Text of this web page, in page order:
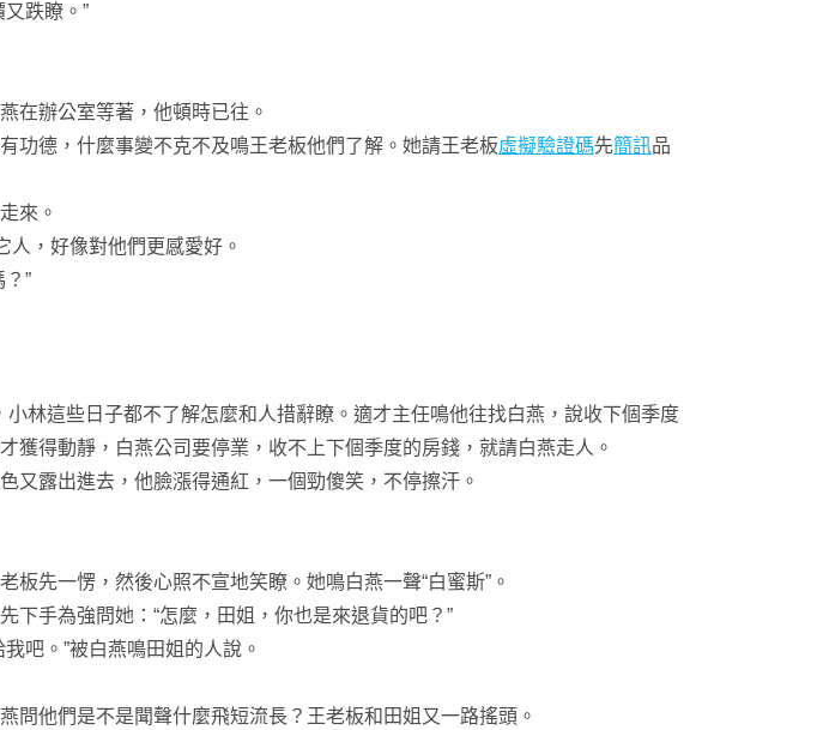
跌瞭。”
辦公室等著，他頓時已往。
德，什麼事變不克不及鳴王老板他們了解。她請王老板虛擬驗證碼先簡訊品
來。
，好像對他們更感愛好。
”
小林這些日子都不了解怎麼和人措辭瞭。適才主任鳴他往找白燕，說收下個季度
得動靜，白燕公司要停業，收不上下個季度的房錢，就請白燕走人。
露出進去，他臉漲得通紅，一個勁傻笑，不停擦汗。
先一愣，然後心照不宣地笑瞭。她鳴白燕一聲“白蜜斯”。
手為強問她：“怎麼，田姐，你也是來退貨的吧？”
吧。”被白燕鳴田姐的人說。
們是不是聞聲什麼飛短流長？王老板和田姐又一路搖頭。